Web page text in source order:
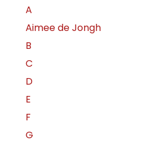
A
Aimee de Jongh
B
C
D
E
F
G